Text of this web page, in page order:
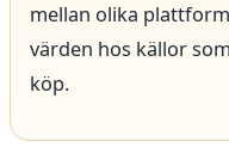
mellan olika
värden hos källor som
köp.